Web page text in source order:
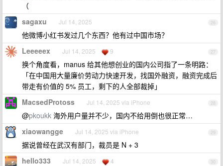
（
26
sagaxu Jul 14, 2025
他微博小红书发过几个东西？他有过中国市场？
27
Leeeeex Jul 14, 2025 9
换个角度看，manus 给其他想创业的国内公司指了一条明路：
「在中国用大量廉价劳动力快速开发，找国外融资，融资完成后
带走有价值的 5% 员工，剩下的人全部裁掉」
28
MacsedProtoss Jul 14, 2025 via iPhone
@pkoukk 海外用户量并不少，国内不给用倒也很正常…
29
xiaowangge Jul 14, 2025 via iPhone
据说曾经在武汉有部门，裁员是 N + 3
30
hello333 Jul 14, 2025 4